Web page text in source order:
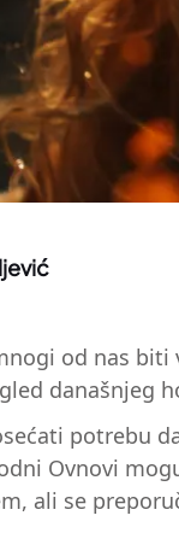
od nas
današnjeg
potrebu
Ovnovi
ali se